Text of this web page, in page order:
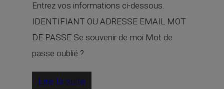
Entrez vos informations ci-dessous.
IDENTIFIANT OU ADRESSE EMAIL MOT
DE PASSE Se souvenir de moi Mot de
passe oublié ?
Lire la suite